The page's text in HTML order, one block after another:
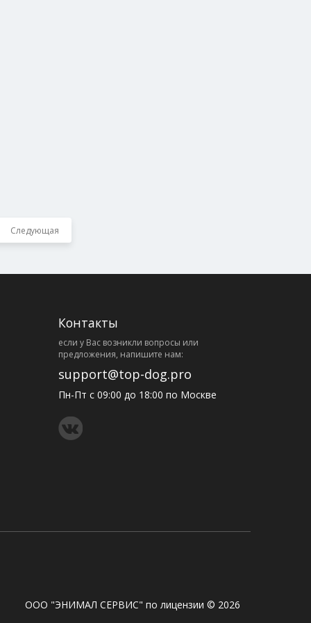
Следующая
Контакты
eсли у Вас возникли вопросы или
предложения, напишите нам:
support@top-dog.pro
Пн-Пт с 09:00 до 18:00 по Москве
ООО "ЭНИМАЛ СЕРВИС" по лицензии © 2026